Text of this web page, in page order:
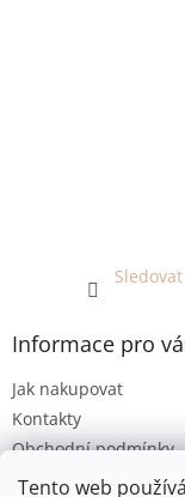
Tento web
Informace pro
Jak nakupovat
Kontakty
Obchodní podmínky
Podmínky ochrany